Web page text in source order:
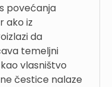
povećanja
ako iz
da
temeljni
vlasništvo
čestice nalaze